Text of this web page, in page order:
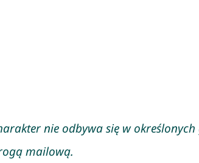
nie odbywa się w
mailową.